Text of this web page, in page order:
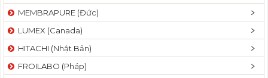
MEMBRAPURE (Đức)
LUMEX (Canada)
HITACHI (Nhật Bản)
FROILABO (Pháp)